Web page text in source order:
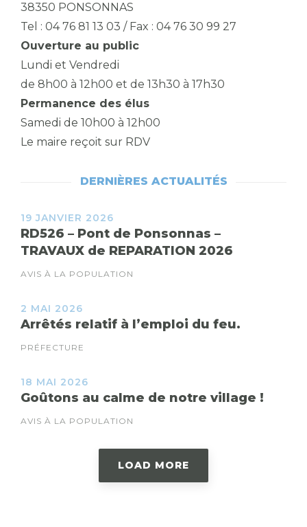
38350 PONSONNAS
Tel : 04 76 81 13 03 / Fax : 04 76 30 99 27
Ouverture au public
Lundi et Vendredi
de 8h00 à 12h00 et de 13h30 à 17h30
Permanence des élus
Samedi de 10h00 à 12h00
Le maire reçoit sur RDV
DERNIÈRES ACTUALITÉS
19 JANVIER 2026
RD526 – Pont de Ponsonnas –
TRAVAUX de REPARATION 2026
AVIS À LA POPULATION
2 MAI 2026
Arrêtés relatif à l’emploi du feu.
PRÉFECTURE
18 MAI 2026
Goûtons au calme de notre village !
AVIS À LA POPULATION
LOAD MORE